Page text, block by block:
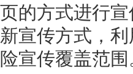
页的方式进行
新宣传方式，
险宣传覆盖范围